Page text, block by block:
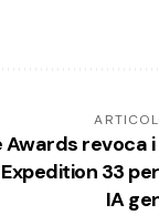
Awards revoca
33
IA